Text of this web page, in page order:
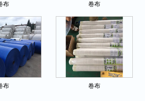
布 卷布
布 卷布